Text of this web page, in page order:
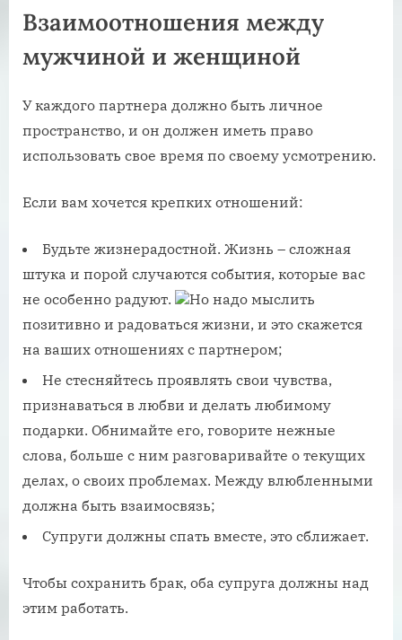
Взаимоотношения между
мужчиной и женщиной
У каждого партнера должно быть личное
пространство, и он должен иметь право
использовать свое время по своему усмотрению.
Если вам хочется крепких отношений:
Будьте жизнерадостной. Жизнь – сложная
штука и порой случаются события, которые вас
не особенно радуют.
Но надо мыслить
позитивно и радоваться жизни, и это скажется
на ваших отношениях с партнером;
Не стесняйтесь проявлять свои чувства,
признаваться в любви и делать любимому
подарки. Обнимайте его, говорите нежные
слова, больше с ним разговаривайте о текущих
делах, о своих проблемах. Между влюбленными
должна быть взаимосвязь;
Супруги должны спать вместе, это сближает.
Чтобы сохранить брак, оба супруга должны над
этим работать.